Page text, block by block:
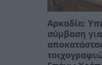
Αρκαδία:
σύμβαση